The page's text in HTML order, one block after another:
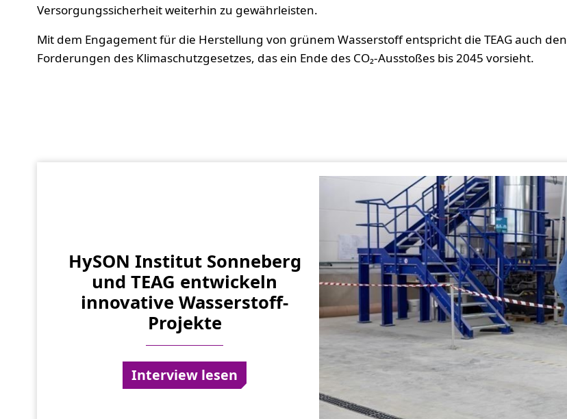
Versorgungssicherheit weiterhin zu gewährleisten.
Mit dem Engagement für die Herstellung von grünem Wasserstoff entspricht die TEAG auch den
Forderungen des Klimaschutzgesetzes, das ein Ende des CO₂-Ausstoßes bis 2045 vorsieht.
HySON Institut Sonneberg
und TEAG entwickeln
innovative Wasserstoff-
Projekte
Interview lesen